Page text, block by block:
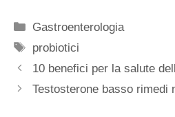
Categorie
Gastroenterologia
Tag
probiotici
10 benefici per la salute
Testosterone basso rimedi